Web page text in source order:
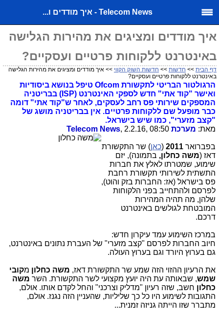
Telecom News - איך מודדים ו...
איך מודדים ומציגים את מהירות הגלישה
באינטרנט ללקוחות פרטיים ועסקיים?
דף הבית >> חדשות >> חדשות השוק הקווי >> איך מודדים ומציגים את מהירות הגלישה
באינטרנט ללקוחות פרטיים ועסקיים?
הרגולטור הבריטי לתקשורת Ofcom טיפל בנושא ביסודיות
ואישר "קוד אתי" חדש לספקי האינטרנט (ISP) בבריטניה
המספקים שירותי פס רחב לעסקים, לאחר ש"קוד אתי" דומה
כבר מופעל שם ללקוחות פרטיים. אין בבריטניה מושג של
"קצב מזערי", כמו שיש בישראל.
מאת: מערכת Telecom News , 2.2.16, 08:50
בפברואר 2011
(כאן) שר התקשורת
דאז (משה כחלון, בתמונה), יזם
שימוע, שמטרתו לאלץ את חברות
התשתית לשירותי תקשורת רחבת
פס בישראל (אז: החברות בזק והוט),
לפרסם ולהתחייב בפני הלקוחות
שלהן, מה תהיה המהירות
המובטחת לגולשים באינטרנט
דרכם.
במרכז השימוע עמד עיקרון חדש:
חיוב החברות לפרסם "קצב מזערי" של העברת נתונים באינטרנט,
גם בערוץ היורד וגם בערוץ העולה.
את הרעיון ההזוי הזה שמע שר התקשורת דאז, משה כחלון מקובי
שמש, שבאותה עת היה יועץ מקצועי לשר התקשורת. השר משה
כחלון חשב, שזה רעיון "מדליק וצרכני" והחל לקדם אותו. אולם,
התגובות לשימוע היו כל כך שליליות, שהעניין הזה נגנז. אולם,
מתברר שזו הייתה גניזה זמנית...